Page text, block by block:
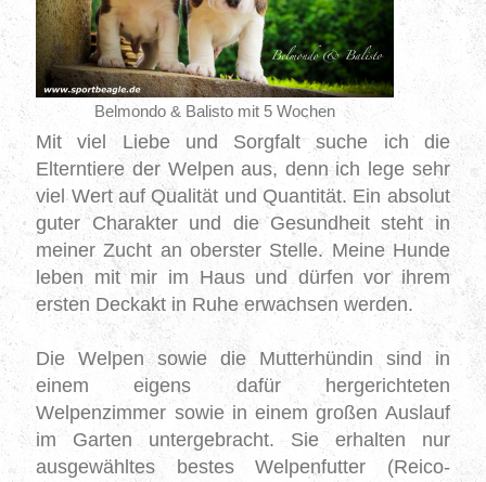
Belmondo & Balisto mit 5 Wochen
Mit viel Liebe und Sorgfalt suche ich die
Elterntiere der Welpen aus, denn ich lege sehr
viel Wert auf Qualität und Quantität. Ein absolut
guter Charakter und die Gesundheit steht in
meiner Zucht an oberster Stelle. Meine Hunde
leben mit mir im Haus und dürfen vor ihrem
ersten Deckakt in Ruhe erwachsen werden.
Die Welpen sowie die Mutterhündin sind in
einem eigens dafür hergerichteten
Welpenzimmer sowie in einem großen Auslauf
im Garten untergebracht. Sie erhalten nur
ausgewähltes bestes Welpenfutter (Reico-